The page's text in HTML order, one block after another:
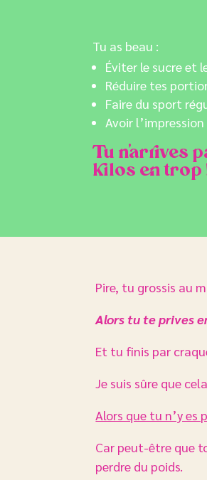
Tu as beau :
Éviter le sucre et
Réduire tes
Faire du sport
Avoir
Tu n’arrives
kilos en trop
Pire, tu grossis au
Alors tu te prives
Et tu finis par
Je suis sûre que
Alors que tu n’y es
Car peut-être que
perdre du poids.